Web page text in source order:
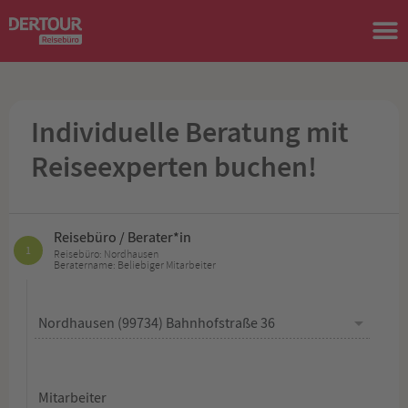
Individuelle Beratung mit
Reiseexperten buchen!
1
Reisebüro / Berater*in
Reisebüro: Nordhausen
Beratername: Beliebiger Mitarbeiter
Mitarbeiter